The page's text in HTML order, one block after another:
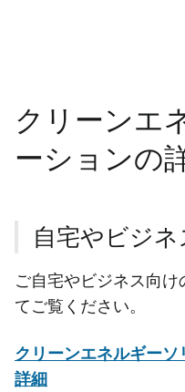
クリーンエ
ーションの
自宅やビジ
ご自宅やビジネス向
てご覧ください。
クリーンエネルギー
詳細